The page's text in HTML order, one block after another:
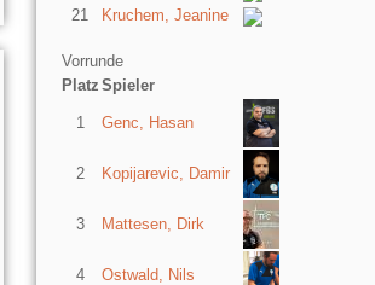
21
Kruchem, Jeanine
Vorrunde
Platz Spieler
1 Genc, Hasan
2 Kopijarevic, Damir
3 Mattesen, Dirk
4 Ostwald, Nils